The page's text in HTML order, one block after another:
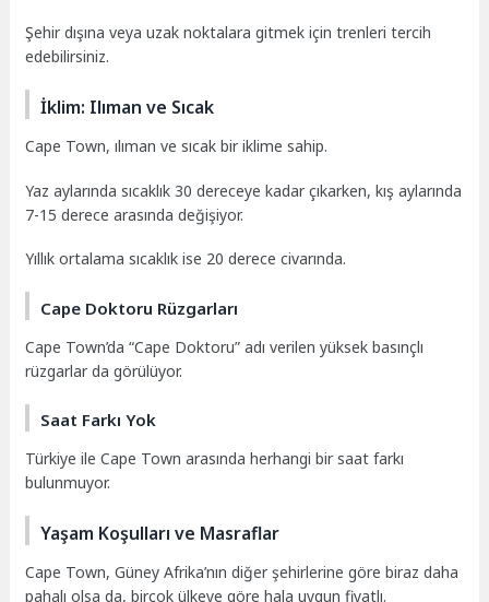
Şehir dışına veya uzak noktalara gitmek için trenleri tercih
edebilirsiniz.
İklim: Ilıman ve Sıcak
Cape Town, ılıman ve sıcak bir iklime sahip.
Yaz aylarında sıcaklık 30 dereceye kadar çıkarken, kış aylarında
7-15 derece arasında değişiyor.
Yıllık ortalama sıcaklık ise 20 derece civarında.
Cape Doktoru Rüzgarları
Cape Town’da “Cape Doktoru” adı verilen yüksek basınçlı
rüzgarlar da görülüyor.
Saat Farkı Yok
Türkiye ile Cape Town arasında herhangi bir saat farkı
bulunmuyor.
Yaşam Koşulları ve Masraflar
Cape Town, Güney Afrika’nın diğer şehirlerine göre biraz daha
pahalı olsa da, birçok ülkeye göre hala uygun fiyatlı.